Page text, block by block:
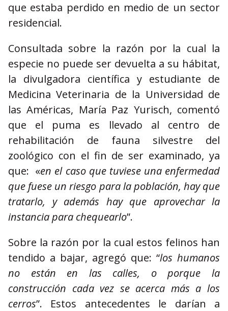
que estaba perdido en medio de un sector
residencial.
Consultada sobre la razón por la cual la
especie no puede ser devuelta a su hábitat,
la divulgadora científica y estudiante de
Medicina Veterinaria de la Universidad de
las Américas, María Paz Yurisch, comentó
que el puma es llevado al centro de
rehabilitación de fauna silvestre del
zoológico con el fin de ser examinado, ya
que: «en el caso que tuviese una enfermedad
que fuese un riesgo para la población, hay que
tratarlo, y además hay que aprovechar la
instancia para chequearlo”.
Sobre la razón por la cual estos felinos han
tendido a bajar, agregó que: “los humanos
no están en las calles, o porque la
construcción cada vez se acerca más a los
cerros”. Estos antecedentes le darían a